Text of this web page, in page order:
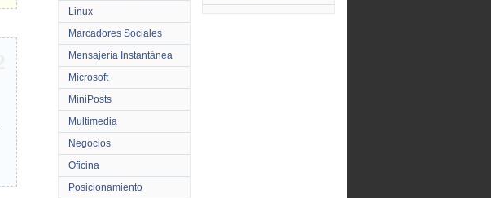
Linux
Marcadores Sociales
Mensajería Instantánea
Microsoft
MiniPosts
Multimedia
Negocios
Oficina
Posicionamiento